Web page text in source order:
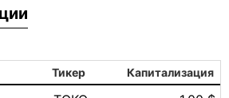
Тикер Капитализация